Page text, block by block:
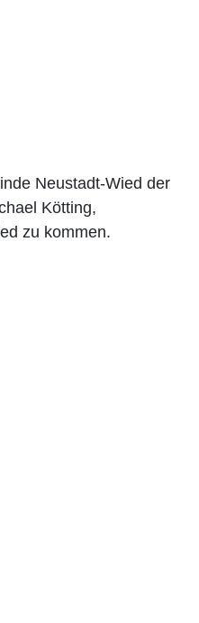
Neustadt-Wied der
Kötting,
zu kommen.